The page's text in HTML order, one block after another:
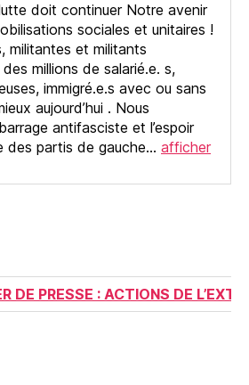
doit continuer Notre avenir
sociales et unitaires !
militantes et militants
millions de salarié.e. s,
immigré.e.s avec ou sans
aujourd’hui . Nous
antifasciste et l’espoir
des partis de gauche… afficher
DE PRESSE : ACTIONS DE